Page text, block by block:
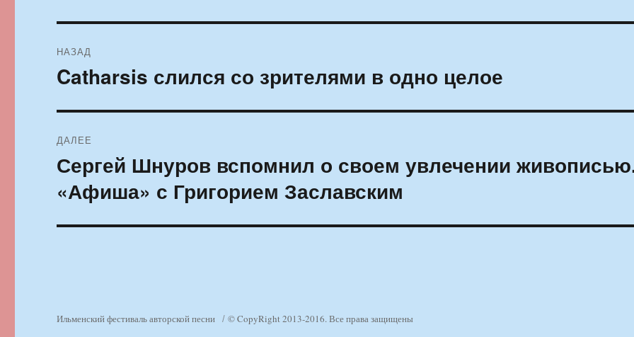
по
НАЗАД
Предыдущая
Catharsis слился со зрителями в одно целое
ДАЛЕЕ
Следующая
запись:
Сергей Шнуров вспомнил о своем увлечении
«Афиша» с Григорием Заславским
Ильменский фестиваль авторской песни © CopyRight 2013-2016. Все права защищены